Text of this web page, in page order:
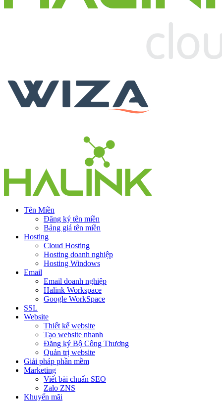
Tên Miền
Đăng ký tên miền
Bảng giá tên miền
Hosting
Cloud Hosting
Hosting doanh nghiệp
Hosting Windows
Email
Email doanh nghiệp
Halink Workspace
Google WorkSpace
SSL
Website
Thiết kế website
Tạo website nhanh
Đăng ký Bộ Công Thương
Quản trị website
Giải pháp phần mềm
Marketing
Viết bài chuẩn SEO
Zalo ZNS
Khuyến mãi